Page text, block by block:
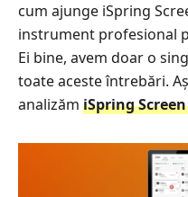
cum ajunge iSpring
instrument profesional
Ei bine, avem doar o
toate aceste întrebări.
analizăm iSpring